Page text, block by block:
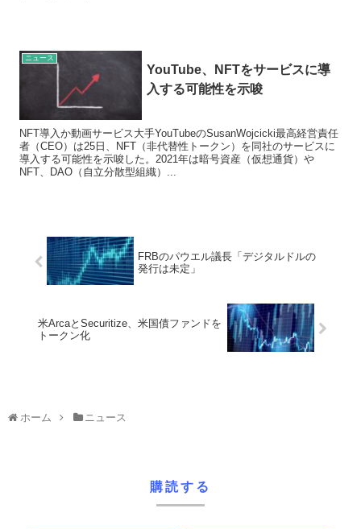
ニュース
YouTube、NFTをサービスに導
入する可能性を示唆
NFT導入か動画サービス大手YouTubeのSusanWojcicki最高経営責任
者（CEO）は25日、NFT（非代替性トークン）を同社のサービスに
導入する可能性を示唆した。2021年は暗号資産（仮想通貨）や
NFT、DAO（自立分散型組織）...
FRBのパウエル議長「デジタルドルの
発行は未定」
米ArcaとSecuritize、米国債ファンドを
トークン化
ホーム ニュース
購読する